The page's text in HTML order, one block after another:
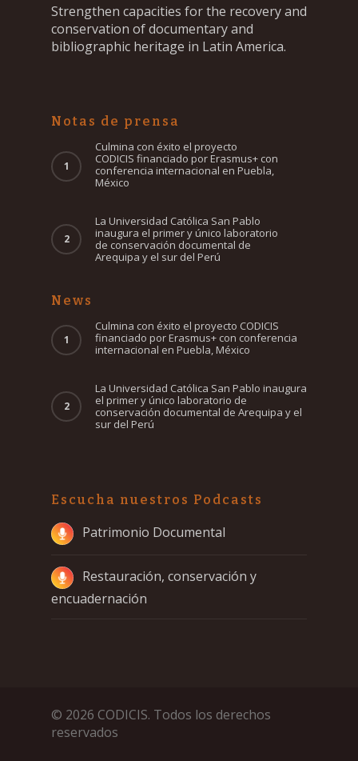
Strengthen capacities for the recovery and
conservation of documentary and
bibliographic heritage in Latin America.
Notas de prensa
Culmina con éxito el proyecto
CODICIS financiado por Erasmus+ con
conferencia internacional en Puebla,
México
La Universidad Católica San Pablo
inaugura el primer y único laboratorio
de conservación documental de
Arequipa y el sur del Perú
News
Culmina con éxito el proyecto CODICIS
financiado por Erasmus+ con conferencia
internacional en Puebla, México
La Universidad Católica San Pablo inaugura
el primer y único laboratorio de
conservación documental de Arequipa y el
sur del Perú
Escucha nuestros Podcasts
Patrimonio Documental
Restauración, conservación y
encuadernación
© 2026 CODICIS. Todos los derechos
reservados